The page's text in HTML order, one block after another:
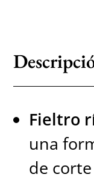
Fieltro
una
de